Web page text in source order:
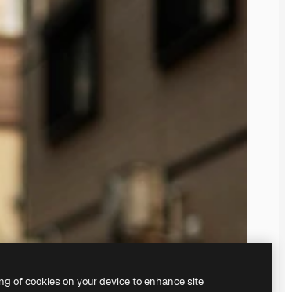
of cookies on your device to enhance site